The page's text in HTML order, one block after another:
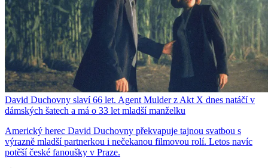
David Duchovny slaví 66 let. Agent Mulder z Akt X dnes natáčí v
dámských šatech a má o 33 let mladší manželku
Americký herec David Duchovny překvapuje tajnou svatbou s
výrazně mladší partnerkou i nečekanou filmovou rolí. Letos navíc
potěší české fanoušky v Praze.